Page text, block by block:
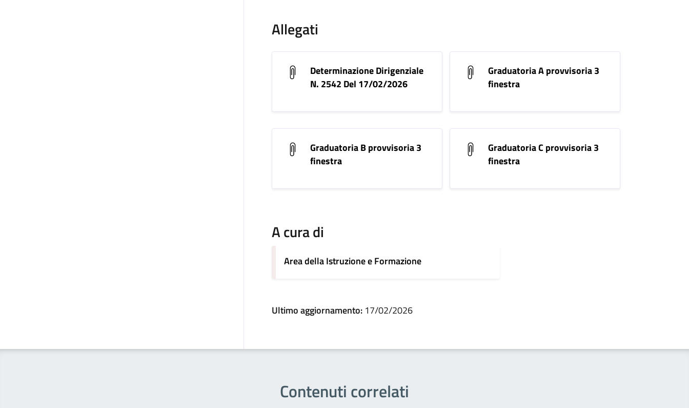
Allegati
Determinazione Dirigenziale
N. 2542 Del 17/02/2026
Graduatoria A provvisoria 3
finestra
Graduatoria B provvisoria 3
finestra
Graduatoria C provvisoria 3
finestra
A cura di
Area della Istruzione e Formazione
Ultimo aggiornamento: 17/02/2026
Contenuti correlati